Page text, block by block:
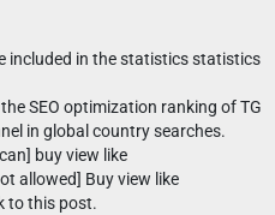
included in the statistics statistics
SEO optimization ranking of TG
in global country searches.
buy view like
allowed] Buy view like
to this post.